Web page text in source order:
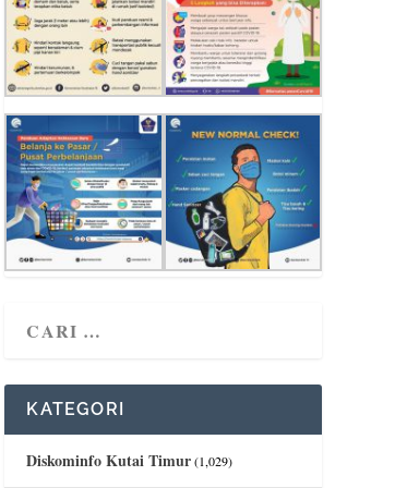
KATEGORI
Diskominfo Kutai Timur(1,029)